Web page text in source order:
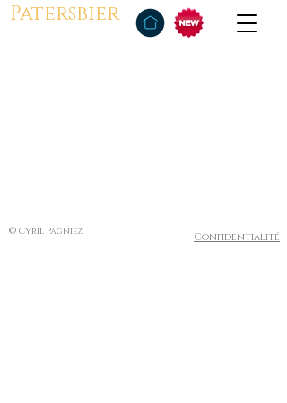
Patersbier
© Cyril Pagniez Confidentialité